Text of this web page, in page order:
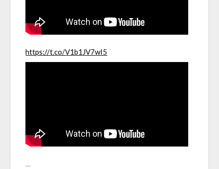
https://t.co/V1b1JV7wI5
…